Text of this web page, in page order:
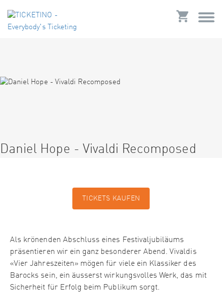
Daniel Hope - Vivaldi Recomposed
TICKETS KAUFEN
Als krönenden Abschluss eines Festivaljubiläums
präsentieren wir ein ganz besonderer Abend. Vivaldis
«Vier Jahreszeiten» mögen für viele ein Klassiker des
Barocks sein, ein äusserst wirkungsvolles Werk, das mit
Sicherheit für Erfolg beim Publikum sorgt.